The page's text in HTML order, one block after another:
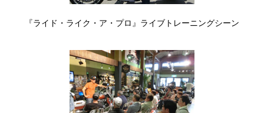
『ライド・ライク・ア・プロ』ライブトレーニングシーン